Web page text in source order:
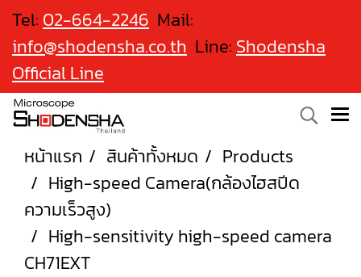
Tel: 02-664-2246 Mail:
info@shodensha.co.th Line: Shodensha
Official Line
หน้าแรก สินค้าทั้งหมด
Products
High-speed Camera(กล้องไฮสปีด
ความเร็วสูง)
High-sensitivity high-speed camera
CH71EXT